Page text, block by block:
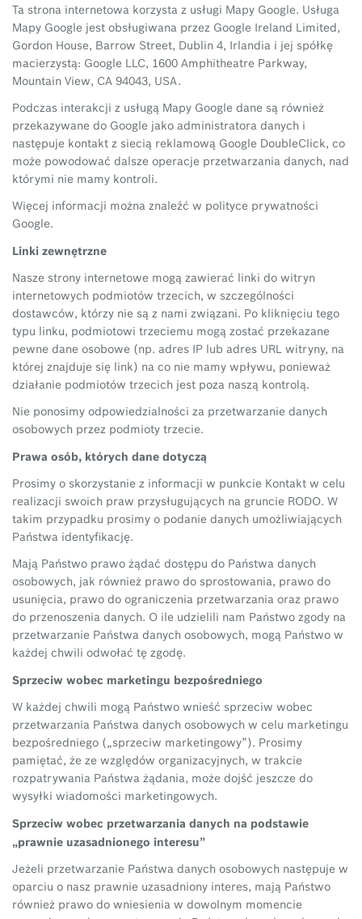
Ta strona internetowa korzysta z usługi Mapy Google. Usługa
Mapy Google jest obsługiwana przez Google Ireland Limited,
Gordon House, Barrow Street, Dublin 4, Irlandia i jej spółkę
macierzystą: Google LLC, 1600 Amphitheatre Parkway,
Mountain View, CA 94043, USA.
Podczas interakcji z usługą Mapy Google dane są również
przekazywane do Google jako administratora danych i
następuje kontakt z siecią reklamową Google DoubleClick, co
może powodować dalsze operacje przetwarzania danych, nad
którymi nie mamy kontroli.
Więcej informacji można znaleźć w polityce prywatności
Google.
Linki zewnętrzne
Nasze strony internetowe mogą zawierać linki do witryn
internetowych podmiotów trzecich, w szczególności
dostawców, którzy nie są z nami związani. Po kliknięciu tego
typu linku, podmiotowi trzeciemu mogą zostać przekazane
pewne dane osobowe (np. adres IP lub adres URL witryny, na
której znajduje się link) na co nie mamy wpływu, ponieważ
działanie podmiotów trzecich jest poza naszą kontrolą.
Nie ponosimy odpowiedzialności za przetwarzanie danych
osobowych przez podmioty trzecie.
Prawa osób, których dane dotyczą
Prosimy o skorzystanie z informacji w punkcie Kontakt w celu
realizacji swoich praw przysługujących na gruncie RODO. W
takim przypadku prosimy o podanie danych umożliwiających
Państwa identyfikację.
Mają Państwo prawo żądać dostępu do Państwa danych
osobowych, jak również prawo do sprostowania, prawo do
usunięcia, prawo do ograniczenia przetwarzania oraz prawo
do przenoszenia danych. O ile udzielili nam Państwo zgody na
przetwarzanie Państwa danych osobowych, mogą Państwo w
każdej chwili odwołać tę zgodę.
Sprzeciw wobec marketingu bezpośredniego
W każdej chwili mogą Państwo wnieść sprzeciw wobec
przetwarzania Państwa danych osobowych w celu marketingu
bezpośredniego („sprzeciw marketingowy”). Prosimy
pamiętać, że ze względów organizacyjnych, w trakcie
rozpatrywania Państwa żądania, może dojść jeszcze do
wysyłki wiadomości marketingowych.
Sprzeciw wobec przetwarzania danych na podstawie
„prawnie uzasadnionego interesu”
Jeżeli przetwarzanie Państwa danych osobowych następuje w
oparciu o nasz prawnie uzasadniony interes, mają Państwo
również prawo do wniesienia w dowolnym momencie